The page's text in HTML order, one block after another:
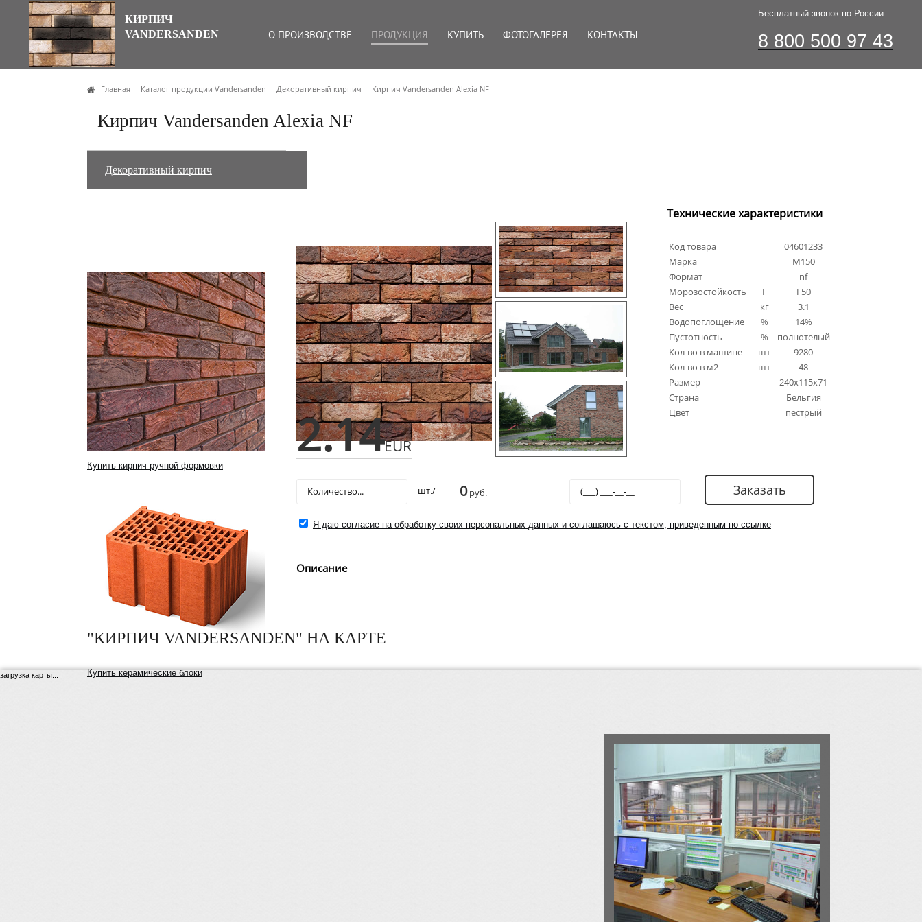
КИРПИЧ
VANDERSANDEN
О ПРОИЗВОДСТВЕ ПРОДУКЦИЯ КУПИТЬ ФОТОГАЛЕРЕЯ КОНТАКТЫ
Бесплатный звонок по России
8 800 500 97 43
Главная Каталог продукции Vandersanden Декоративный кирпич Кирпич Vandersanden Alexia NF
Кирпич Vandersanden Alexia NF
Декоративный кирпич
Купить кирпич ручной формовки
Купить керамические блоки
2.14EUR
Технические характеристики
Код товара
04601233
Марка
М150
Формат
nf
Морозостойкость
F
F50
Вес
кг
3.1
Водопоглощение
%
14%
Пустотность
%
полнотелый
Кол-во в машине
шт
9280
Кол-во в м2
шт
48
Размер
240x115x71
Страна
Бельгия
Цвет
пестрый
шт./ 0руб.
Я даю согласие на обработку своих персональных данных и соглашаюсь с текстом, приведенным по ссылке
Описание
"КИРПИЧ VANDERSANDEN" НА КАРТЕ
загрузка карты...